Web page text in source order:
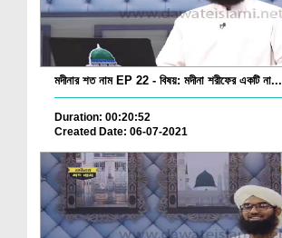
মদীনার শত নাম EP 22 - বিষয়: মদীনা শরীফের একটি না...
Duration: 00:20:52
Created Date: 06-07-2021